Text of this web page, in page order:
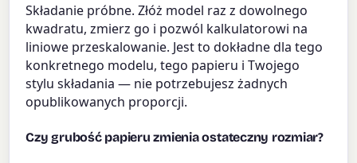
Składanie próbne. Złóż model raz z dowolnego
kwadratu, zmierz go i pozwól kalkulatorowi na
liniowe przeskalowanie. Jest to dokładne dla tego
konkretnego modelu, tego papieru i Twojego
stylu składania — nie potrzebujesz żadnych
opublikowanych proporcji.
Czy grubość papieru zmienia ostateczny rozmiar?